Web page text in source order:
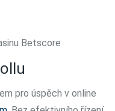
Betscore
pro úspěch v online